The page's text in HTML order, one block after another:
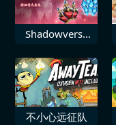
Shadowverse
牌组补充套装
不小心远征队